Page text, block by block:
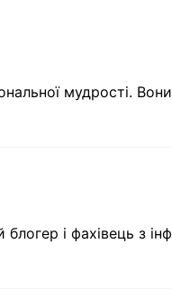
мудрості.
і фахівець з